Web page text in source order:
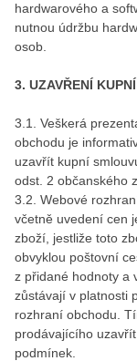
hardwarového a
nutnou údržbu
osob.
3. UZAVŘENÍ
3.1. Veškerá
obchodu je
uzavřít kupní
odst. 2 občanského
3.2. Webové
včetně uvedení cen
zboží, jestliže toto
obvyklou poštovní
z přidané hodnoty a
zůstávají v platnosti
rozhraní obchodu.
prodávajícího
podmínek.